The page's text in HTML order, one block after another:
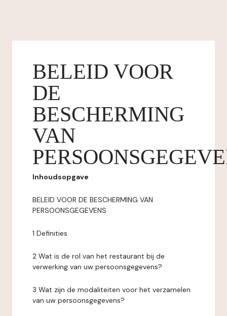
BELEID VOOR
DE
BESCHERMING
VAN
Inhoudsopgave
BELEID VOOR DE BESCHERMING VAN
PERSOONSGEGEVENS
1 Definities
2 Wat is de rol van het restaurant bij de
verwerking van uw persoonsgegevens?
3 Wat zijn de modaliteiten voor het verzamelen
van uw persoonsgegevens?